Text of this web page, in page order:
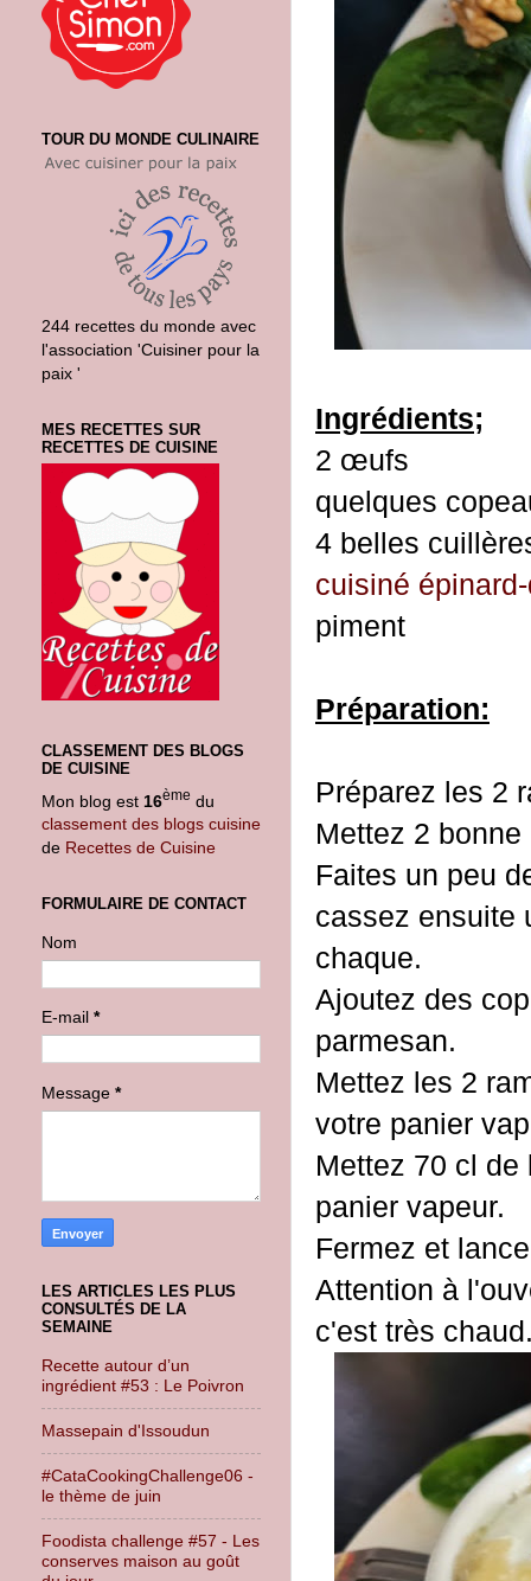
Ingrédients;
2 œufs
quelques
4 belles
cuisiné
piment
Préparation:
Préparez les 2
Mettez 2
Faites un peu
cassez
chaque.
Ajoutez des
parmesan.
Mettez les 2
votre panier
Mettez 70 cl
panier vapeur.
Fermez et
Attention à
c'est très
TOUR DU MONDE CULINAIRE
244 recettes du monde avec
l'association 'Cuisiner pour la
paix '
MES RECETTES SUR
RECETTES DE CUISINE
CLASSEMENT DES BLOGS
DE CUISINE
Mon blog est 16ème du
classement des blogs cuisine
de Recettes de Cuisine
FORMULAIRE DE CONTACT
Nom
E-mail *
Message *
LES ARTICLES LES PLUS
CONSULTÉS DE LA
SEMAINE
Recette autour d’un
ingrédient #53 : Le Poivron
Massepain d'Issoudun
#CataCookingChallenge06 -
le thème de juin
Foodista challenge #57 - Les
conserves maison au goût